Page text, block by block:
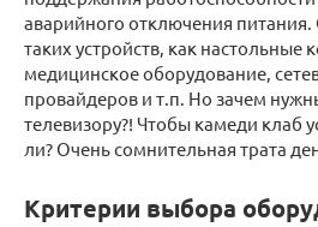
аварийного отключения
таких устройств, как настольные
медицинское оборудование,
провайдеров и т.п. Но зачем
телевизору?! Чтобы камеди клаб
ли? Очень сомнительная трата
Критерии выбора